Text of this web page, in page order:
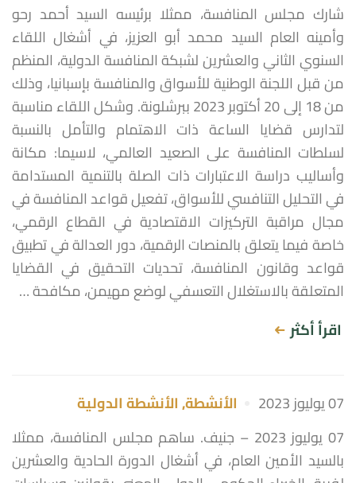
شارك مجلس المنافسة، ممثلا برئيسه السيد أحمد رحو
وأمينه العام السيد محمد أبو العزيز، في أشغال اللقاء
السنوي الثاني والعشرين لشبكة المنافسة الدولية، المنظم
من قبل اللجنة الوطنية للأسواق والمنافسة بإسبانيا، وذلك
من 18 إلى 20 أكتوبر 2023 ببرشلونة. وشكل اللقاء مناسبة
لتدارس قضايا الساعة ذات الاهتمام والتأمل بالنسبة
لسلطات المنافسة على الصعيد العالمي، لاسيما: مكانة
وأساليب دراسة الاعتبارات ذات الصلة بالتنمية المستدامة
في التحليل التنافسي للأسواق، تفعيل قواعد المنافسة في
مجال مراقبة التركيزات الاقتصادية في القطاع الرقمي،
خاصة فيما يتعلق بالمنصات الرقمية، دور العدالة في تطبيق
قواعد وقانون المنافسة، تحديات التحقيق في القضايا
المتعلقة بالاستغلال التعسفي لوضع مهيمن، مكافحة …
اقرأ أكثر
07 يوليوز 2023 الأنشطة,الأنشطة الدولية
07 يوليوز 2023 – جنيف. ساهم مجلس المنافسة، ممثلا
بالسيد الأمين العام، في أشغال الدورة الحادية والعشرين